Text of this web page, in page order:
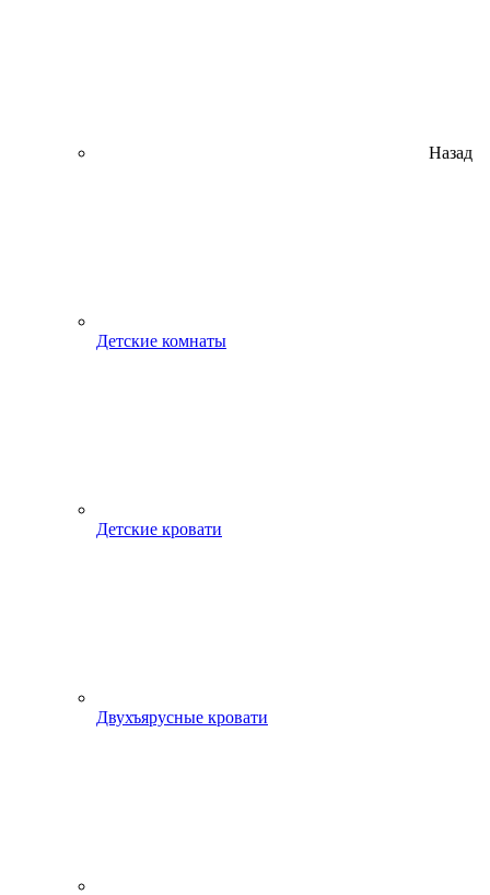
Назад
Детские комнаты
Детские кровати
Двухъярусные кровати